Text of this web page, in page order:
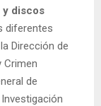
y discos
diferentes
Dirección de
Crimen
de